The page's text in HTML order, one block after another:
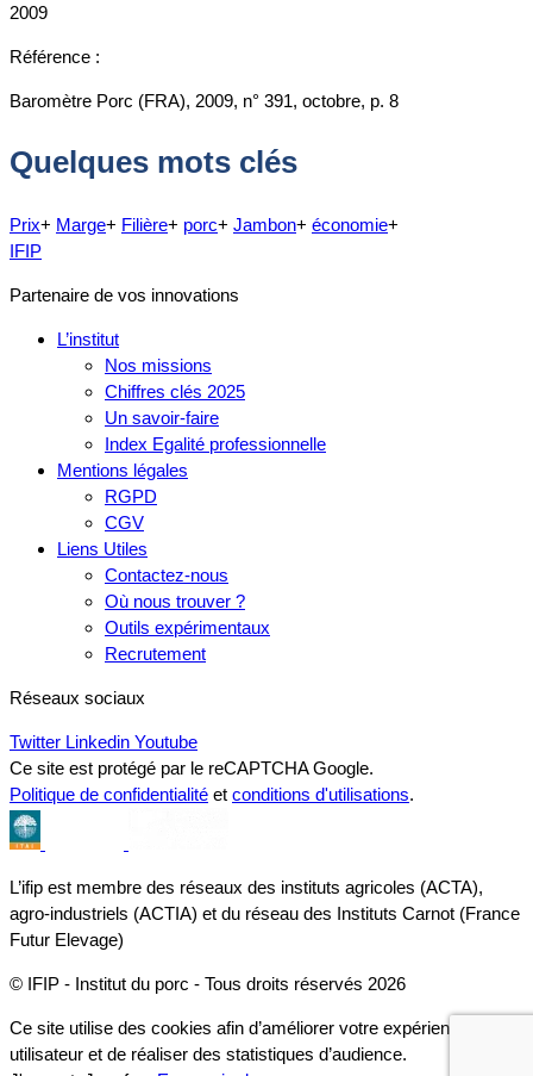
2009
Référence :
Baromètre Porc (FRA), 2009, n° 391, octobre, p. 8
Quelques mots clés
Prix+ Marge+ Filière+ porc+ Jambon+ économie+
IFIP
Partenaire de vos innovations
L’institut
Nos missions
Chiffres clés 2025
Un savoir-faire
Index Egalité professionnelle
Mentions légales
RGPD
CGV
Liens Utiles
Contactez-nous
Où nous trouver ?
Outils expérimentaux
Recrutement
Réseaux sociaux
Twitter Linkedin Youtube
Ce site est protégé par le reCAPTCHA Google.
Politique de confidentialité et conditions d'utilisations.
L’ifip est membre des réseaux des instituts agricoles (ACTA),
agro-industriels (ACTIA) et du réseau des Instituts Carnot (France
Futur Elevage)
© IFIP - Institut du porc - Tous droits réservés 2026
Ce site utilise des cookies afin d’améliorer votre expérience
utilisateur et de réaliser des statistiques d’audience.